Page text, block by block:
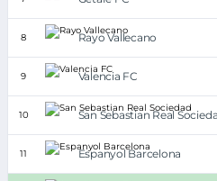
8 Rayo Vallecano
9 Valencia FC
10 San Sebastian Real
11 Espanyol Barcelona